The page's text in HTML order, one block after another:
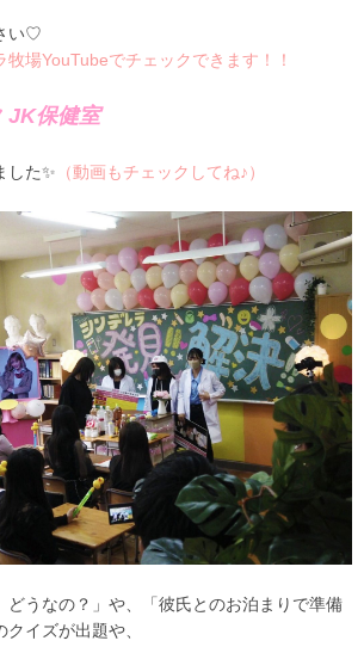
い♡
場YouTubeでチェックできます！！
JK保健室
した✨ （動画もチェックしてね♪）
どうなの？」や、「彼氏とのお泊まりで準備
イズが出題や、